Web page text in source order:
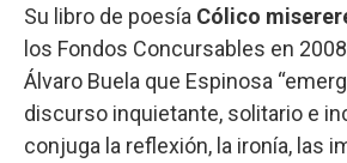
Su libro de poesía Cólico
los Fondos Concursables en
Álvaro Buela que Espinosa
discurso inquietante, solitario e
conjuga la reflexión, la ironía, las